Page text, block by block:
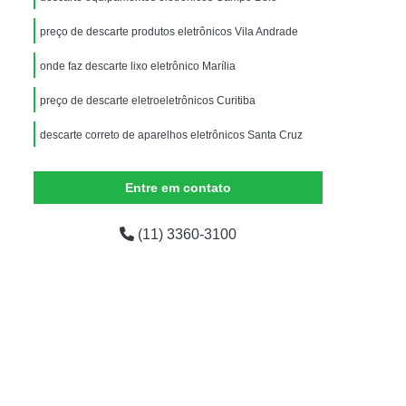
Equipamentos de Informática para Escritório
Equipamentos de Informática para Ti
Equipamentos de Informática Usados
Empresas de Logística Reversa
Logística Reversa Eletrônicos
Logística Reversa Eletrônicos
preço de descarte produtos eletrônicos Vila Andrade
onde faz descarte lixo eletrônico Marília
preço de descarte eletroeletrônicos Curitiba
descarte correto de aparelhos eletrônicos Santa Cruz
Entre em contato
(11) 3360-3100